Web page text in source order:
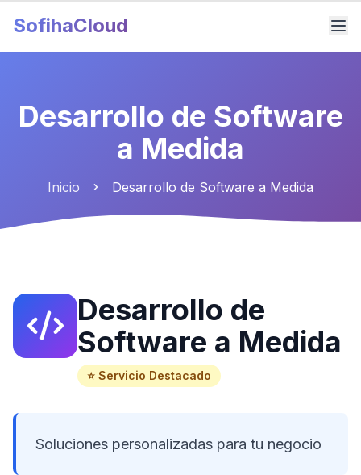
SofihaCloud
Desarrollo de Software
a Medida
Inicio Desarrollo de Software a Medida
Desarrollo de
Software a Medida
⭐ Servicio Destacado
Soluciones personalizadas para tu negocio